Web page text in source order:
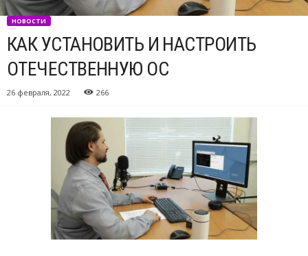
НОВОСТИ
КАК УСТАНОВИТЬ И НАСТРОИТЬ
ОТЕЧЕСТВЕННУЮ ОС
26 февраля, 2022 266